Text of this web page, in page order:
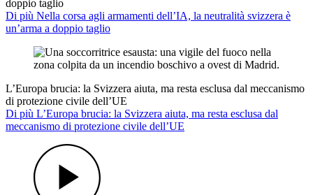
doppio taglio
Di più Nella corsa agli armamenti dell’IA, la neutralità svizzera è
un’arma a doppio taglio
L’Europa brucia: la Svizzera aiuta, ma resta esclusa dal meccanismo
di protezione civile dell’UE
Di più L’Europa brucia: la Svizzera aiuta, ma resta esclusa dal
meccanismo di protezione civile dell’UE